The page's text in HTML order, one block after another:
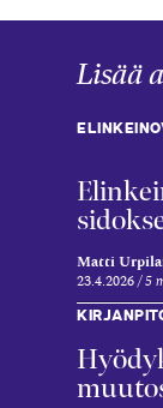
Lisää
Matti
23.4.2026 5